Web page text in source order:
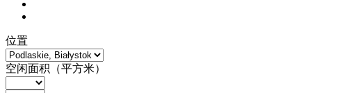
位置
空闲面积（平方米）